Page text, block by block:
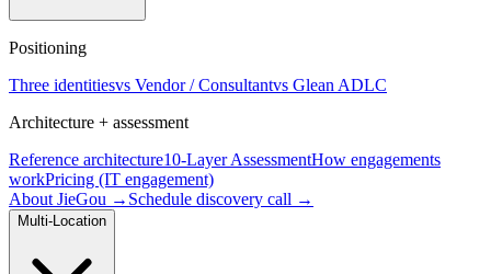
Positioning
Three identitiesvs Vendor / Consultantvs Glean ADLC
Architecture + assessment
Reference architecture10-Layer AssessmentHow engagements
workPricing (IT engagement)
About JieGou → Schedule discovery call →
Multi-Location